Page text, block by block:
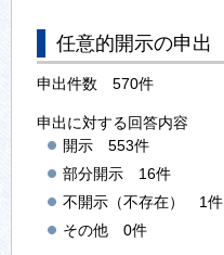
任意的開示の申出
申出件数 570件
申出に対する回答内容
開示 553件
部分開示 16件
不開示（不存在） 1件
その他 0件